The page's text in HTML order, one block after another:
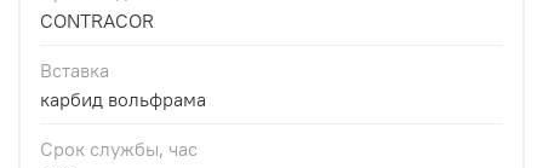
CONTRACOR
Вставка
карбид вольфрама
Срок службы, час